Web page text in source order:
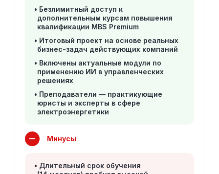
Безлимитный доступ к
дополнительным курсам повышения
квалификации MBS Premium
Итоговый проект на основе реальных
бизнес-задач действующих компаний
Включены актуальные модули по
применению ИИ в управленческих
решениях
Преподаватели — практикующие
юристы и эксперты в сфере
электроэнергетики
Минусы
Длительный срок обучения